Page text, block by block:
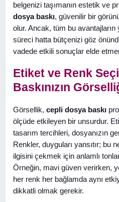
belgenizi taşımanın estetik ve
dosya baskı, güvenilir bir
olur. Ancak, tüm bu avantajların
süreci hatta bütçenizi göz
vadede etkili sonuçlar elde
Etiket ve Renk
Baskınızın
Görsellik, cepli dosya baskı
ölçüde etkileyen bir unsurdur.
tasarım tercihleri, dosyanızın
Renkler, duyguları yansıtır; bu
ilgisini çekmek için anlamlı
Örneğin, mavi güven verirken,
her renk her bağlamda aynı
dikkatli olmak gerekir.